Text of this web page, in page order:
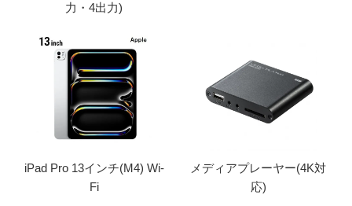
力・4出力)
iPad Pro 13インチ(M4) Wi-
Fi
メディアプレーヤー(4K対
応)